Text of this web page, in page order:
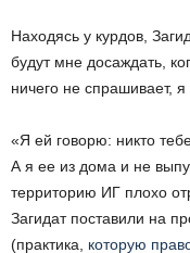
Находясь у курдов,
будут мне досаждать,
ничего не спрашивает,
«Я ей говорю: никто
А я ее из дома и не
территорию ИГ плохо
Загидат поставили на
(практика, которую